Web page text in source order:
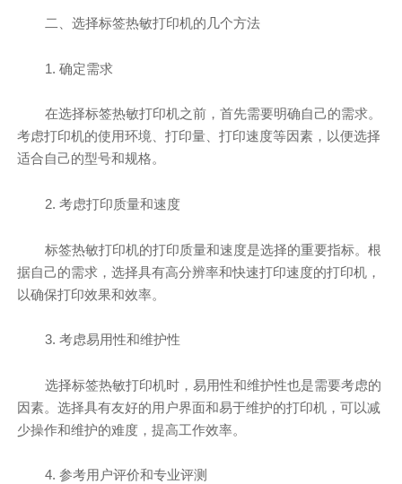
二、选择标签热敏打印机的几个方法
1. 确定需求
在选择标签热敏打印机之前，首先需要明确自己的需求。
考虑打印机的使用环境、打印量、打印速度等因素，以便选择
适合自己的型号和规格。
2. 考虑打印质量和速度
标签热敏打印机的打印质量和速度是选择的重要指标。根
据自己的需求，选择具有高分辨率和快速打印速度的打印机，
以确保打印效果和效率。
3. 考虑易用性和维护性
选择标签热敏打印机时，易用性和维护性也是需要考虑的
因素。选择具有友好的用户界面和易于维护的打印机，可以减
少操作和维护的难度，提高工作效率。
4. 参考用户评价和专业评测